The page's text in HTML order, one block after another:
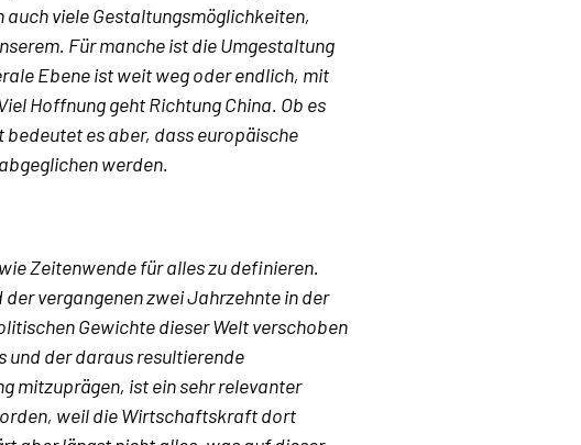
auch viele Gestaltungsmöglichkeiten,
Für manche ist die Umgestaltung
Ebene ist weit weg oder endlich, mit
Hoffnung geht Richtung China. Ob es
bedeutet es aber, dass europäische
werden.
Zeitenwende für alles zu definieren.
vergangenen zwei Jahrzehnte in der
Gewichte dieser Welt verschoben
und der daraus resultierende
mitzuprägen, ist ein sehr relevanter
weil die Wirtschaftskraft dort